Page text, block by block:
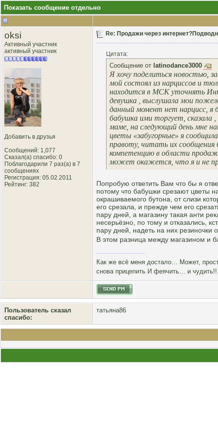
Показать сообщение отдельно
oksi
Активный участник
активный участник
Добавить в друзья
Сообщений: 1,077
Сказал(а) спасибо: 0
Поблагодарили 7 раз(а) в 7
сообщениях
Регистрация: 05.02.2011
Рейтинг: 382
Re: Продажи через
Цитата:
Сообщение от latinodance3000
Я хочу поделиться новостью,
мой состоял из нарциссов и
находится в МСК уточнять
девушка , выслушала мои
данный момент нет нарцисс, я
бабушка ими торгует, сказала
маме, на следующий день мне
цветы «забугорные» я
правоту, читать их сообщения
компетенцию в области
может окажется, что я и не
Попробую ответить Вам что бы я
потому что бабушки срезают цветы
окрашиваемого бутона, от слизи
его срезала, и прежде чем его
пару дней, а магазину такая анти
несерьёзно, по тому и отказались,
пару дней, надеть на них резиночки
В этом разница между магазином и
Как же всё меня достало… Может,
снова прицепить И феячить… и чудить!!
Пользователь сказал
cпасибо:
татьяна86